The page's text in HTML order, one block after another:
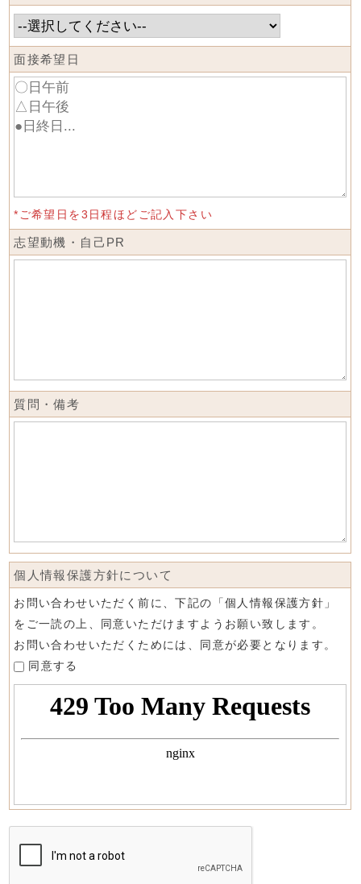
面接希望日
*ご希望日を3日程ほどご記入下さい
志望動機・自己PR
質問・備考
個人情報保護方針について
お問い合わせいただく前に、下記の「個人情報保護方針」
をご一読の上、同意いただけますようお願い致します。
お問い合わせいただくためには、同意が必要となります。
同意する